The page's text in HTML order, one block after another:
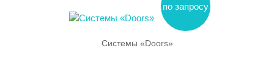
по запросу
Системы «Doors»